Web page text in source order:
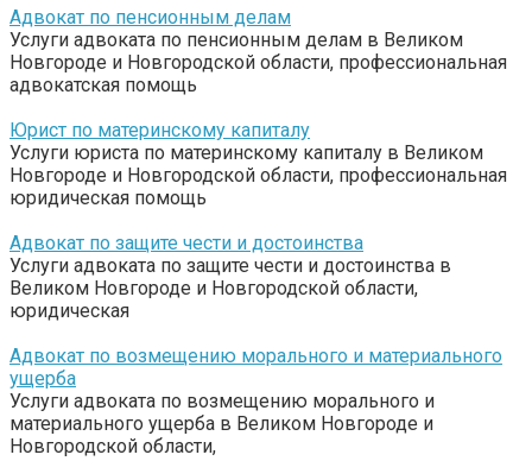
Адвокат по пенсионным делам
Услуги адвоката по пенсионным делам в Великом
Новгороде и Новгородской области, профессиональная
адвокатская помощь
Юрист по материнскому капиталу
Услуги юриста по материнскому капиталу в Великом
Новгороде и Новгородской области, профессиональная
юридическая помощь
Адвокат по защите чести и достоинства
Услуги адвоката по защите чести и достоинства в
Великом Новгороде и Новгородской области,
юридическая
Адвокат по возмещению морального и материального
ущерба
Услуги адвоката по возмещению морального и
материального ущерба в Великом Новгороде и
Новгородской области,